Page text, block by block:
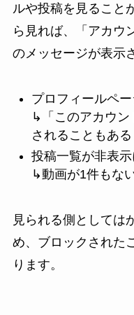
ルや投稿を見ること
ら見れば、「アカウ
のメッセージが表示
プロフィールペ
↳「このアカウン
されることもある
投稿一覧が非表示
↳動画が1件もな
見られる側としては
め、ブロックされた
ります。